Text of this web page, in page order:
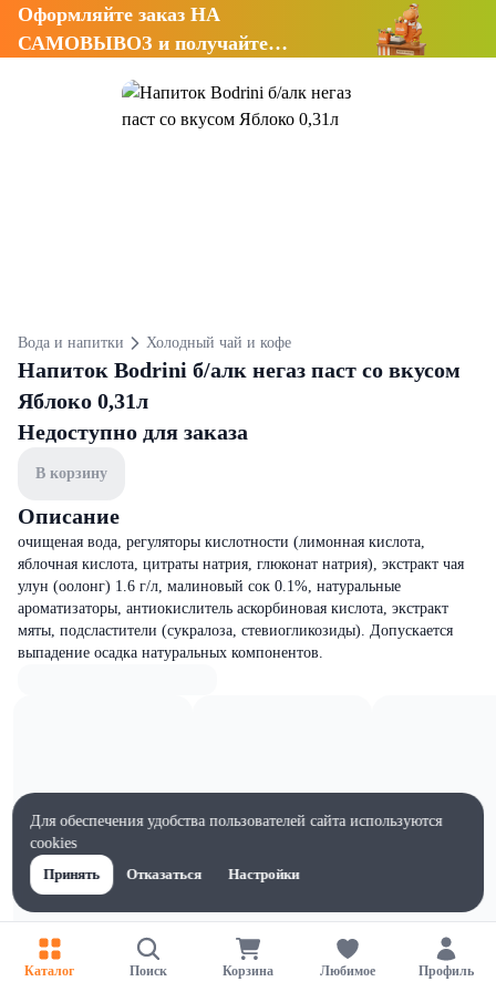
Оформляйте заказ НА
САМОВЫВОЗ и получайте
Вода и напитки Холодный чай и кофе
Напиток Bodrini б/алк негаз паст со вкусом
Яблоко 0,31л
Недоступно для заказа
В корзину
Описание
очищеная вода, регуляторы кислотности (лимонная кислота,
яблочная кислота, цитраты натрия, глюконат натрия), экстракт чая
улун (оолонг) 1.6 г/л, малиновый сок 0.1%, натуральные
ароматизаторы, антиокислитель аскорбиновая кислота, экстракт
мяты, подсластители (сукралоза, стевиогликозиды). Допускается
выпадение осадка натуральных компонентов.
Каталог Поиск Корзина Любимое Профиль
Для обеспечения удобства пользователей сайта используются
cookies
Принять
Отказаться Настройки